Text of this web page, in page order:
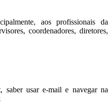
aos profissionais da
coordenadores, diretores,
saber usar e-mail e navegar na